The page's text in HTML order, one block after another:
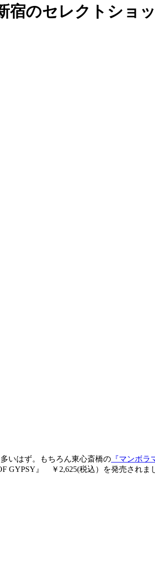
宿のセレクトショ
多いはず。もちろん東心斎橋の 『マンボラ
GYPSY』 ￥2,625(税込）を発売され